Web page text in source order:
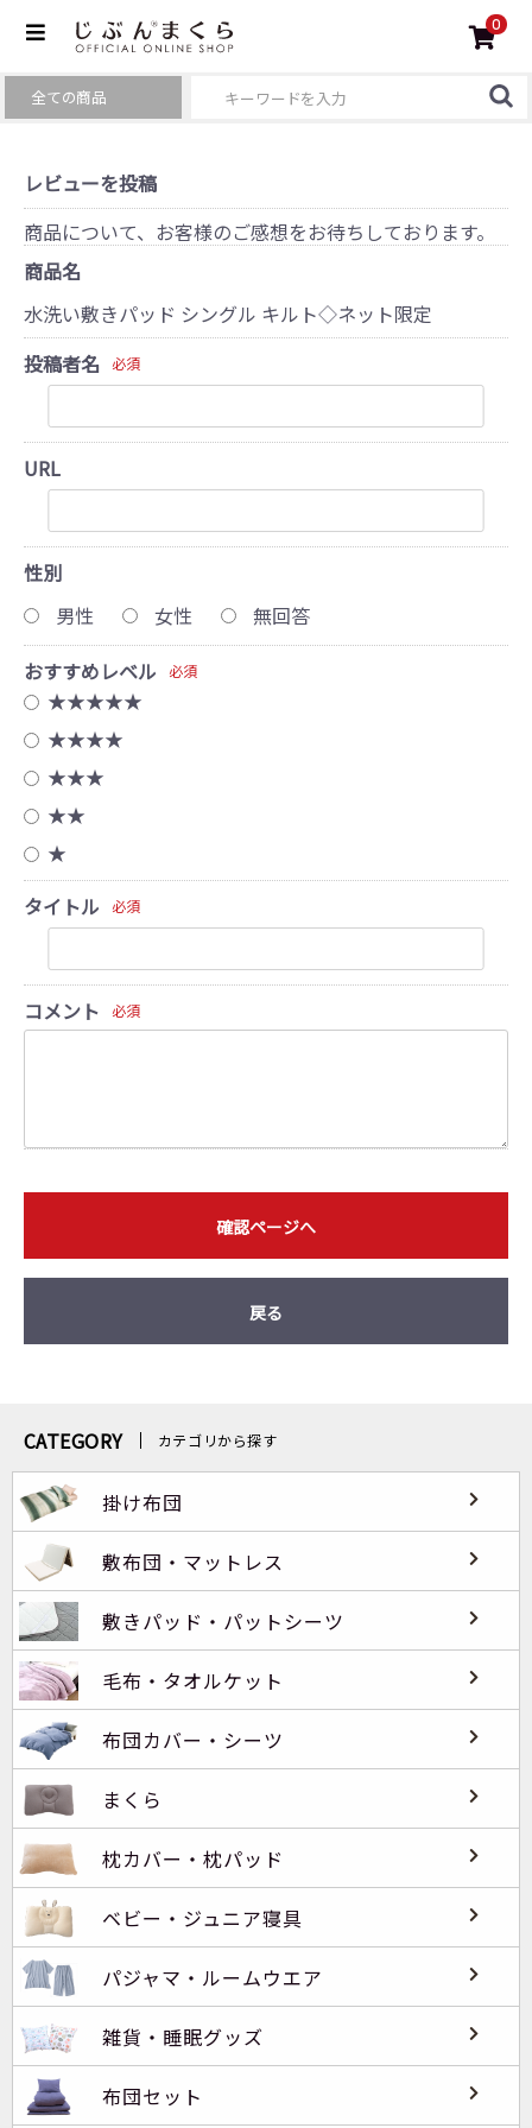
0
レビューを投稿
商品について、お客様のご感想をお待ちしております。
商品名
水洗い敷きパッド シングル キルト◇ネット限定
投稿者名 必須
URL
性別
男性
女性
無回答
おすすめレベル
必須
★★★★★
★★★★
★★★
★★
★
タイトル
必須
コメント 必須
確認ページへ
戻る
CATEGORY カテゴリから探す
掛け布団
敷布団・マットレス
敷きパッド・パットシーツ
毛布・タオルケット
布団カバー・シーツ
まくら
枕カバー・枕パッド
ベビー・ジュニア寝具
パジャマ・ルームウエア
雑貨・睡眠グッズ
布団セット